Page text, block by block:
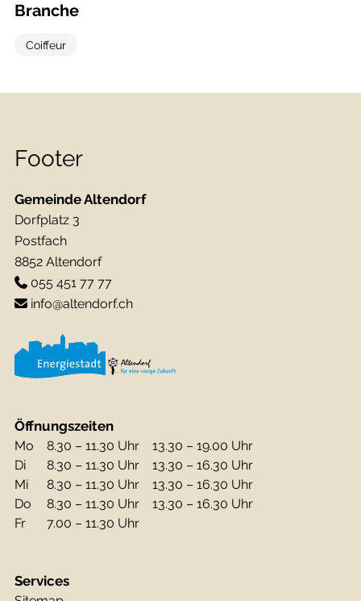
Branche
Coiffeur
Footer
Gemeinde Altendorf
Dorfplatz 3
Postfach
8852 Altendorf
055 451 77 77
info@altendorf.ch
Öffnungszeiten
Mo 8.30 – 11.30 Uhr
13.30 – 19.00 Uhr
Di
8.30 – 11.30 Uhr
13.30 – 16.30 Uhr
Mi
8.30 – 11.30 Uhr
13.30 – 16.30 Uhr
Do
8.30 – 11.30 Uhr
13.30 – 16.30 Uhr
Fr
7.00 – 11.30 Uhr
Services